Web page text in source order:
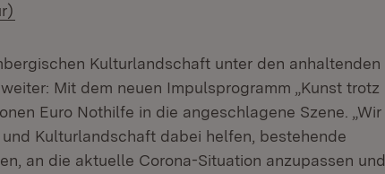
Kulturlandschaft unter den anhaltenden
Mit dem neuen Impulsprogramm „Kunst trotz
Euro Nothilfe in die angeschlagene Szene. „Wir
Kulturlandschaft dabei helfen, bestehende
an die aktuelle Corona-Situation anzupassen und